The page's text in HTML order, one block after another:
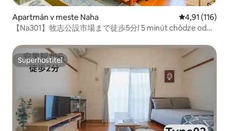
Apartmán v meste Naha Priemerné
4,91 (116)
【Na301】牧志公設市場まで徒歩5分! 5 minút chôdze od
Superhostiteľ
Superhostiteľ